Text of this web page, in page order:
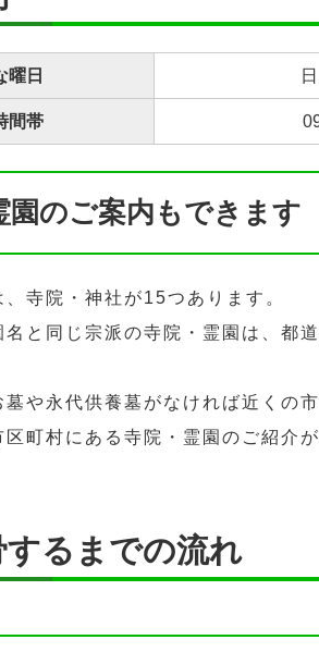
曜日
間帯
園のご案内もできます
寺院・神社が15つあります。
と同じ宗派の寺院・霊園は、都
や永代供養墓がなければ近くの
町村にある寺院・霊園のご紹介
るまでの流れ